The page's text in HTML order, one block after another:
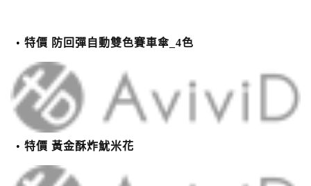
特價 防回彈自動雙色賽車傘_4色
特價 黃金酥炸魷米花